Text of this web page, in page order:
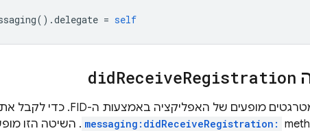
().delegate = self
didReceiveRegistration
messaging:didReceiveRegistration: . השיטה הזו